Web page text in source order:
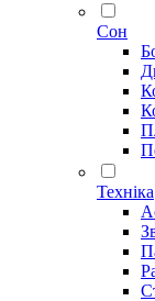
Сон
Техніка